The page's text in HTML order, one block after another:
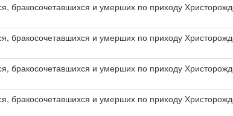
бракосочетавшихся и умерших по приходу
бракосочетавшихся и умерших по приходу
бракосочетавшихся и умерших по приходу
бракосочетавшихся и умерших по приходу